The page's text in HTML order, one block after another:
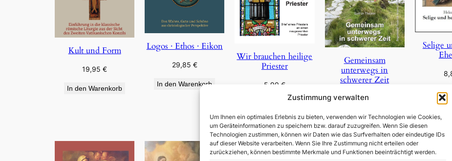
Zustimmung verwalten
Um Ihnen ein optimales Erlebnis zu bieten, verwenden wir Technologien wie Cookies,
um Geräteinformationen zu speichern bzw. darauf zuzugreifen. Wenn Sie diesen
Technologien zustimmen, können wir Daten wie das Surfverhalten oder eindeutige IDs
auf dieser Website verarbeiten. Wenn Sie Ihre Zustimmung nicht erteilen oder
zurückziehen, können bestimmte Merkmale und Funktionen beeinträchtigt werden.
Kult und Form
19,95€
In den Warenkorb
Logos · Ethos · Eikon
29,85 €
In den Warenkorb
Wir brauchen heilige
Priester
5,90 €
Gemeinsam
unterwegs in
schwerer Zeit
29,85
In den Warenkorb
Selige
In den